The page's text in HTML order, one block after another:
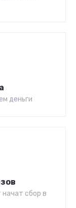
деньги
сбор в